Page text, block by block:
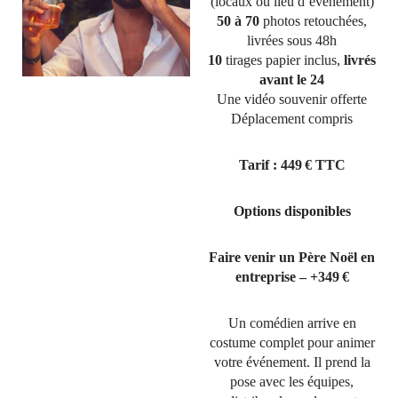
50 à 70 photos retouchées,
livrées sous 48h
10 tirages papier inclus, livrés
avant le 24
Une vidéo souvenir offerte
Déplacement compris
Tarif : 449 € TTC
Options disponibles
Faire venir un Père Noël en
entreprise – +349 €
Un comédien arrive en
costume complet pour animer
votre événement. Il prend la
pose avec les équipes,